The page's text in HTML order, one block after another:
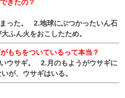
きたの？
った。 2.地球にぶつかったいん石
ふん火をおこしたため。
ちをついているって本当？
ウサギ。 2.月のもようがウサギに
が、ウサギはいる。